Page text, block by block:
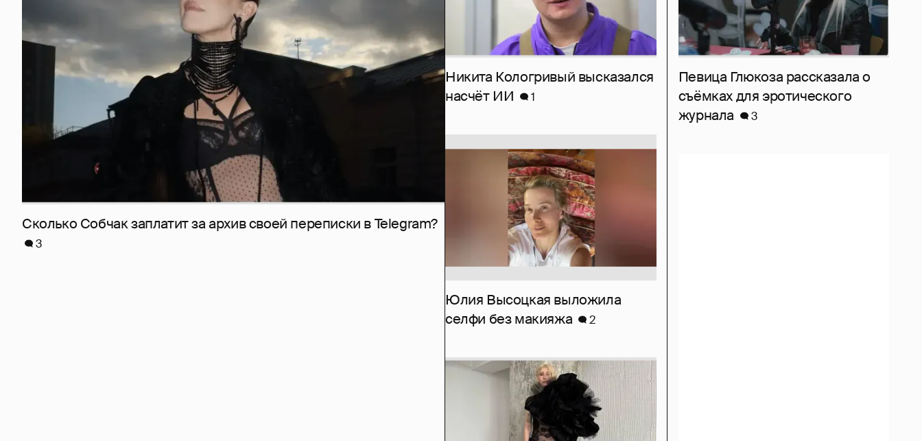
Сколько Собчак заплатит за архив своей перeписки в Telegram?
3
Никита Кологривый высказался
насчёт ИИ
1
Певица Глюкоза рассказала о
съёмках для эротического
журнала
3
Юлия Высоцкая выложила
селфи без макияжа
2